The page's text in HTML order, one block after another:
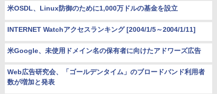
米OSDL、Linux防御のために1,000万ドルの基金を設立
INTERNET Watchアクセスランキング [2004/1/5～2004/1/11]
米Google、未使用ドメイン名の保有者に向けたアドワーズ広告
Web広告研究会、「ゴールデンタイム」のブロードバンド利用者
数が増加と発表